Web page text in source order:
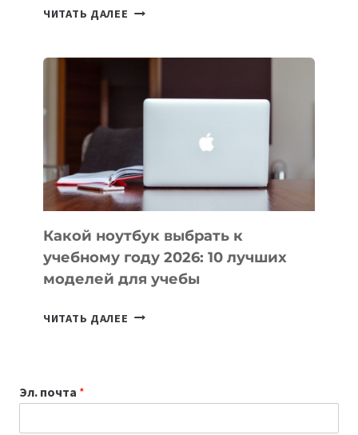
ЧИТАТЬ ДАЛЕЕ
СОЗДАВАТЬ
БЕЗ
СЛОЖНОГО
КОДА
Какой ноутбук выбрать к
учебному году 2026: 10 лучших
моделей для учебы
ЧИТАТЬ ДАЛЕЕ КАКОЙ
Эл. почта *